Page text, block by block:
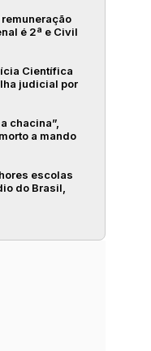
é 2ª e Civil
Científica
judicial por
chacina”,
a mando
escolas
do Brasil,